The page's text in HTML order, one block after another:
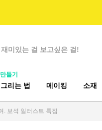
재미있는 걸 보고싶은 걸!
만들기
그리는 법 메이킹 소재
. 보석 일러스트 특집